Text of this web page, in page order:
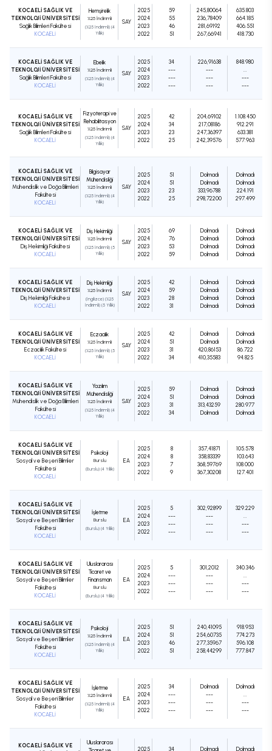
KOCAELİ SAĞLIK VE
TEKNOLOJİ ÜNİVERSİTESİ
Sağlık Bilimleri Fakültesi
KOCAELİ
Hemşirelik
%25 İndirimli
(%25 İndirimli) (4
Yıllık)
SAY
2025
2024
2023
2022
59
55
46
51
245,80064
236,78409
281,69192
267,66941
635.803
664.185
406.551
418.730
KOCAELİ SAĞLIK VE
TEKNOLOJİ ÜNİVERSİTESİ
Sağlık Bilimleri Fakültesi
KOCAELİ
Ebelik
%25 İndirimli
(%25 İndirimli) (4
Yıllık)
SAY
2025
2024
2023
2022
34
---
---
---
226,91638
---
---
---
848.980
---
---
KOCAELİ SAĞLIK VE
TEKNOLOJİ ÜNİVERSİTESİ
Sağlık Bilimleri Fakültesi
KOCAELİ
Fizyoterapi ve
Rehabilitasyon
%25 İndirimli
(%25 İndirimli) (4
Yıllık)
SAY
2025
2024
2023
2022
42
34
23
25
204,69102
217,08186
247,36397
242,39576
1.108.450
912.291
633.381
577.963
KOCAELİ SAĞLIK VE
TEKNOLOJİ ÜNİVERSİTESİ
Mühendislik ve Doğa Bilimleri
Fakültesi
KOCAELİ
Bilgisayar
Mühendisliği
%25 İndirimli
(%25 İndirimli) (4
Yıllık)
SAY
2025
2024
2023
2022
51
51
23
25
Dolmadı
Dolmadı
333,96788
298,72200
Dolmadı
Dolmadı
224.191
297.499
KOCAELİ SAĞLIK VE
TEKNOLOJİ ÜNİVERSİTESİ
Diş Hekimliği Fakültesi
KOCAELİ
Diş Hekimliği
%25 İndirimli
(%25 İndirimli) (5
Yıllık)
SAY
2025
2024
2023
2022
69
76
53
59
Dolmadı
Dolmadı
Dolmadı
Dolmadı
Dolmadı
Dolmadı
Dolmadı
Dolmadı
KOCAELİ SAĞLIK VE
TEKNOLOJİ ÜNİVERSİTESİ
Diş Hekimliği Fakültesi
KOCAELİ
Diş Hekimliği
%25 İndirimli
(İngilizce) (%25
İndirimli) (5 Yıllık)
SAY
2025
2024
2023
2022
42
59
28
31
Dolmadı
Dolmadı
Dolmadı
Dolmadı
Dolmadı
Dolmadı
Dolmadı
Dolmadı
KOCAELİ SAĞLIK VE
TEKNOLOJİ ÜNİVERSİTESİ
Eczacılık Fakültesi
KOCAELİ
Eczacılık
%25 İndirimli
(%25 İndirimli) (5
Yıllık)
SAY
2025
2024
2023
2022
42
51
31
34
Dolmadı
Dolmadı
420,86153
410,35583
Dolmadı
Dolmadı
86.722
94.825
KOCAELİ SAĞLIK VE
TEKNOLOJİ ÜNİVERSİTESİ
Mühendislik ve Doğa Bilimleri
Fakültesi
KOCAELİ
Yazılım
Mühendisliği
%25 İndirimli
(%25 İndirimli) (4
Yıllık)
SAY
2025
2024
2023
2022
59
51
31
34
Dolmadı
Dolmadı
313,43259
Dolmadı
Dolmadı
Dolmadı
280.977
Dolmadı
KOCAELİ SAĞLIK VE
TEKNOLOJİ ÜNİVERSİTESİ
Sosyal ve Beşeri Bilimler
Fakültesi
KOCAELİ
Psikoloji
Burslu
(Burslu) (4 Yıllık)
EA
2025
2024
2023
2022
8
8
7
9
357,41871
358,83339
368,59769
367,30208
105.578
103.643
108.000
127.401
KOCAELİ SAĞLIK VE
TEKNOLOJİ ÜNİVERSİTESİ
Sosyal ve Beşeri Bilimler
Fakültesi
KOCAELİ
İşletme
Burslu
(Burslu) (4 Yıllık)
EA
2025
2024
2023
2022
5
---
---
---
302,92899
---
---
---
329.229
---
---
KOCAELİ SAĞLIK VE
TEKNOLOJİ ÜNİVERSİTESİ
Sosyal ve Beşeri Bilimler
Fakültesi
KOCAELİ
Uluslararası
Ticaret ve
Finansman
Burslu
(Burslu) (4 Yıllık)
EA
2025
2024
2023
2022
5
---
---
---
301,2012
---
---
---
340.346
---
---
KOCAELİ SAĞLIK VE
TEKNOLOJİ ÜNİVERSİTESİ
Sosyal ve Beşeri Bilimler
Fakültesi
KOCAELİ
Psikoloji
%25 İndirimli
(%25 İndirimli) (4
Yıllık)
EA
2025
2024
2023
2022
51
51
46
51
240,41095
254,60735
277,35967
258,44299
918.953
774.273
596.108
777.847
KOCAELİ SAĞLIK VE
TEKNOLOJİ ÜNİVERSİTESİ
Sosyal ve Beşeri Bilimler
Fakültesi
KOCAELİ
İşletme
%25 İndirimli
(%25 İndirimli) (4
Yıllık)
EA
2025
2024
2023
2022
34
---
---
---
Dolmadı
---
---
---
Dolmadı
---
---
KOCAELİ SAĞLIK VE
Uluslararası
2025 34 Dolmadı Dolmadı